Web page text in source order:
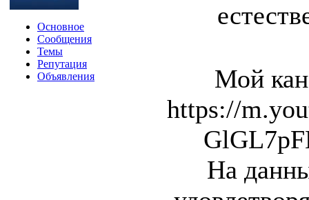
Основное
Сообщения
Темы
Репутация
Объявления
Мой
https://
На